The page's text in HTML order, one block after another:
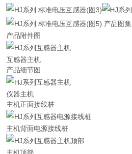
产品图集
产品附件图
互感器主机
产品细节图
仪器主机
主机正面接线桩
主机背面电源接线桩